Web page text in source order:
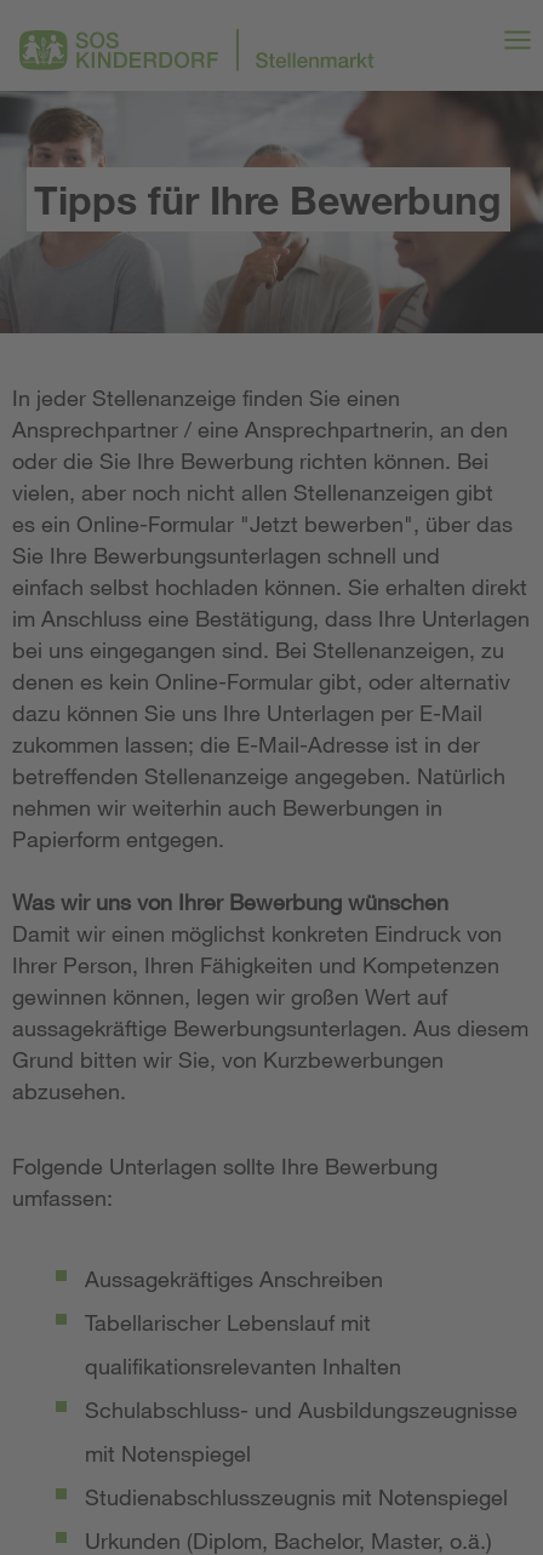
Tipps für Ihre Bewerbung
In jeder Stellenanzeige finden Sie einen
Ansprechpartner / eine Ansprechpartnerin, an den
oder die Sie Ihre Bewerbung richten können. Bei
vielen, aber noch nicht allen Stellenanzeigen gibt
es ein Online-Formular "Jetzt bewerben", über das
Sie Ihre Bewerbungsunterlagen schnell und
einfach selbst hochladen können. Sie erhalten direkt
im Anschluss eine Bestätigung, dass Ihre Unterlagen
bei uns eingegangen sind. Bei Stellenanzeigen, zu
denen es kein Online-Formular gibt, oder alternativ
dazu können Sie uns Ihre Unterlagen per E-Mail
zukommen lassen; die E-Mail-Adresse ist in der
betreffenden Stellenanzeige angegeben. Natürlich
nehmen wir weiterhin auch Bewerbungen in
Papierform entgegen.
Was wir uns von Ihrer Bewerbung wünschen
Damit wir einen möglichst konkreten Eindruck von
Ihrer Person, Ihren Fähigkeiten und Kompetenzen
gewinnen können, legen wir großen Wert auf
aussagekräftige Bewerbungsunterlagen. Aus diesem
Grund bitten wir Sie, von Kurzbewerbungen
abzusehen.
Folgende Unterlagen sollte Ihre Bewerbung
umfassen:
Aussagekräftiges Anschreiben
Tabellarischer Lebenslauf mit
qualifikationsrelevanten Inhalten
Schulabschluss- und Ausbildungszeugnisse
mit Notenspiegel
Studienabschlusszeugnis mit Notenspiegel
Urkunden (Diplom, Bachelor, Master, o.ä.)